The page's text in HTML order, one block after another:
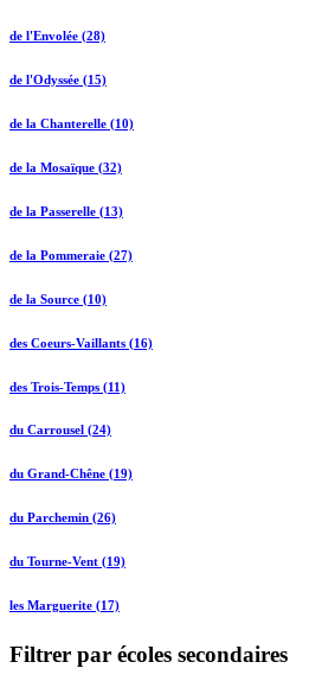
de l'Envolée (28)
de l'Odyssée (15)
de la Chanterelle (10)
de la Mosaïque (32)
de la Passerelle (13)
de la Pommeraie (27)
de la Source (10)
des Coeurs-Vaillants (16)
des Trois-Temps (11)
du Carrousel (24)
du Grand-Chêne (19)
du Parchemin (26)
du Tourne-Vent (19)
les Marguerite (17)
Filtrer par écoles secondaires